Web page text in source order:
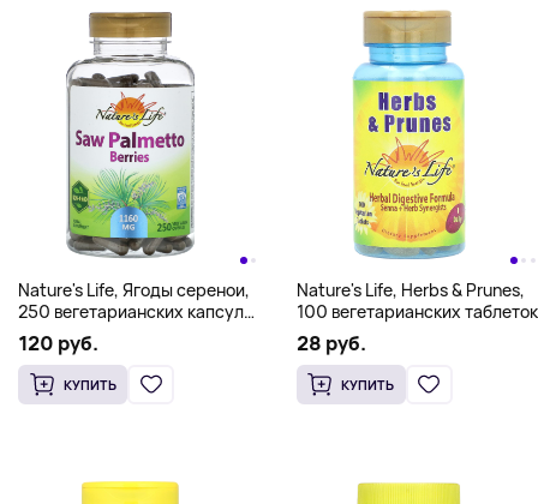
Nature's Life, Ягоды серенои,
250 вегетарианских капсул
(580 мг на капсулу)
120 руб.
КУПИТЬ
Nature's Life, Herbs & Prunes,
100 вегетарианских таблеток
28 руб.
КУПИТЬ